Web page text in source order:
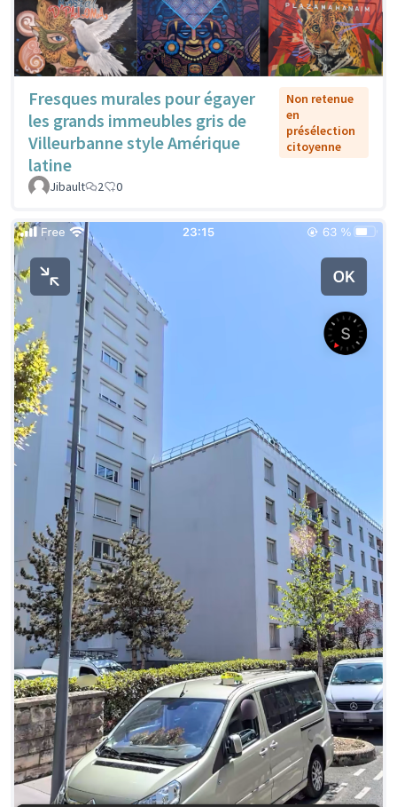
Fresques murales pour égayer
les grands immeubles gris de
Villeurbanne style Amérique
latine
Non retenue
en
présélection
citoyenne
Jibault 2 0